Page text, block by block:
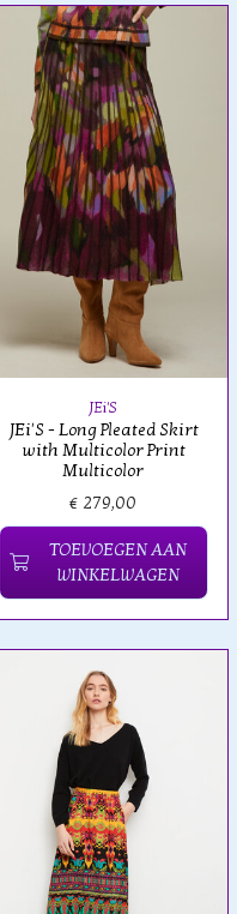
JEi'S
JEi'S - Long Pleated Skirt
with Multicolor Print
Multicolor
€ 279,00
TOEVOEGEN AAN
WINKELWAGEN